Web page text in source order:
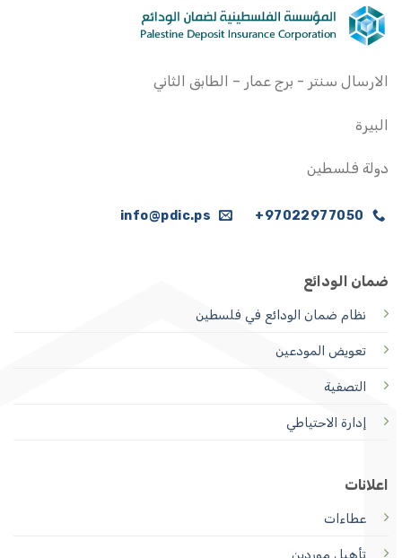
الارسال سنتر - برج عمار – الطابق الثاني
البيرة
دولة فلسطين
97022977050+
info@pdic.ps
ضمان الودائع
نظام ضمان الودائع في فلسطين
تعويض المودعين
التصفية
إدارة الاحتياطي
اعلانات
عطاءات
تأهيل موردين